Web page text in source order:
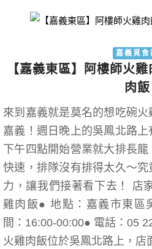
嘉義覓食
【嘉義東區】阿樓師火
肉飯
來到嘉義就是莫名的想吃碗
嘉義！週日晚上的吳鳳北路上
下午四點開始營業就大排長
快速，排隊沒有排得太久～
力，讓我們接著看下去！ 店
雞肉飯● 地點：嘉義市東區
間：16:00-00:00● 電話：05
火雞肉飯位於吳鳳北路上，